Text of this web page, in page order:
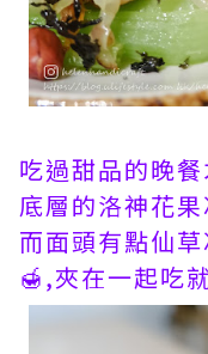
吃過甜品的晚
底層的洛神花
而面頭有點仙
🍯,夾在一起吃